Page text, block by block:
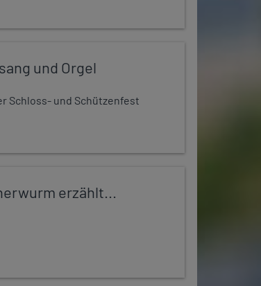
und Orgel
Schloss- und Schützenfest
erzählt...